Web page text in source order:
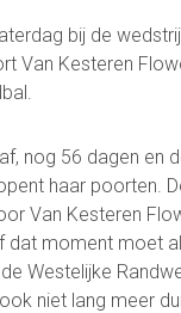
bij de
Van Kesteren
nog 56 dagen en
haar poorten.
Van Kesteren
dat moment moet
Westelijke
niet lang meer